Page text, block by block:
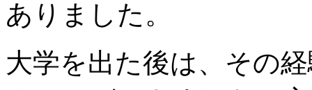
ありました。
大学を出た後は、その